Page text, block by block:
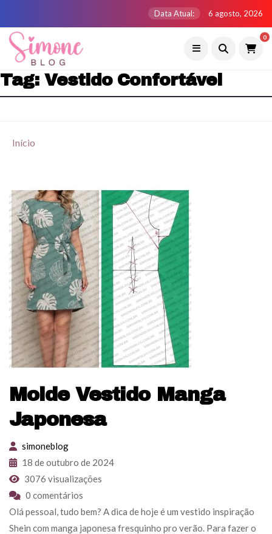
Data Atual: 6 agosto, 2026
0
Tag: Vestido Confortável
Início
Molde Vestido Manga
Japonesa
simoneblog
18 de outubro de 2024
3076 visualizações
0 comentários
Olá pessoal, tudo bem? A dica de hoje é um vestido inspiração
Shein com manga japonesa fresquinho pro verão. Para fazer o